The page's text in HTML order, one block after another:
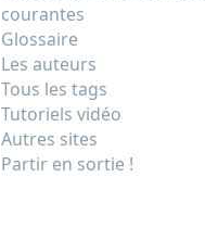
courantes
Glossaire
Les auteurs
Tous les tags
Tutoriels vidéo
Autres sites
Partir en sortie !